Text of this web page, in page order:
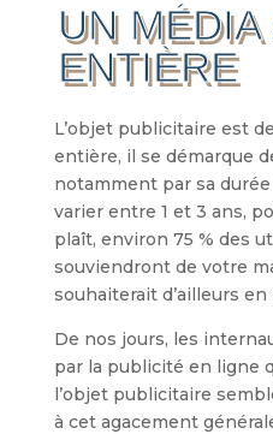
UN MÉDIA
ENTIÈRE
L’objet publicitaire est
entière, il se démarque
notamment par sa
varier entre 1 et 3 ans,
plaît, environ 75 % des
souviendront de votre
souhaiterait d’ailleurs
De nos jours, les
par la publicité en ligne
l’objet publicitaire
à cet agacement